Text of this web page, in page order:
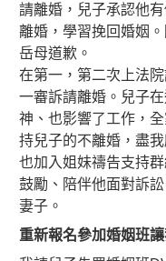
請離婚，兒子承認他
離婚，學習挽回婚姻
岳母道歉。
在第一，第二次上法
一審訴請離婚。兒子
神、也影響了工作，
持兒子的不離婚，盡
也加入姐妹禱告支持
鼓勵、陪伴他面對訴
妻子。
重新報名參加婚姻班